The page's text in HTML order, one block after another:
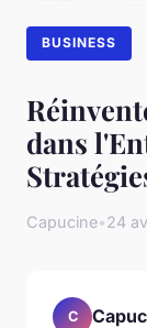
BUSINESS
dans
Capucine•24
C